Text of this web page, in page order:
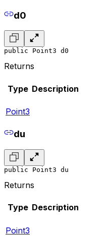
d0
public Point3 d0
Returns
Type Description
Point3
du
public Point3 du
Returns
Type Description
Point3